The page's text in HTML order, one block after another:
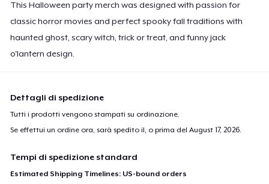
This Halloween party merch was designed with passion for
classic horror movies and perfect spooky fall traditions with
haunted ghost, scary witch, trick or treat, and funny jack
o'lantern design.
Dettagli di spedizione
Tutti i prodotti vengono stampati su ordinazione.
Se effettui un ordine ora, sarà spedito il, o prima delAugust 17, 2026.
Tempi di spedizione standard
Estimated Shipping Timelines: US-bound orders